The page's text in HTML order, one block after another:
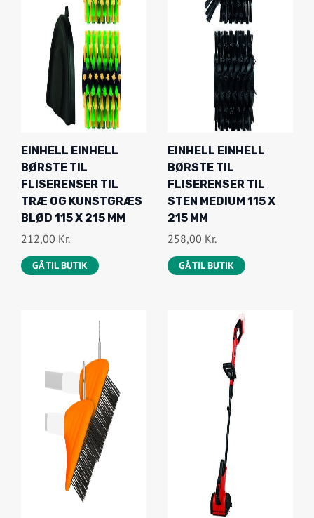
EINHELL EINHELL
BØRSTE TIL
FLISERENSER TIL
TRÆ OG KUNSTGRÆS
BLØD 115 X 215 MM
212,00 Kr.
GÅ TIL BUTIK
EINHELL EINHELL
BØRSTE TIL
FLISERENSER TIL
STEN MEDIUM 115 X
215 MM
258,00 Kr.
GÅ TIL BUTIK